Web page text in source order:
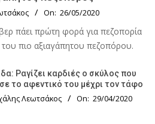
On: 26/05/2020
πάει πρώτη φορά για πεζοπορία
του πιο αξιαγάπητου πεζοπόρου.
Ραγίζει καρδιές ο σκύλος που
το αφεντικό του μέχρι τον τάφο
Λεωτσάκος On: 29/04/2020